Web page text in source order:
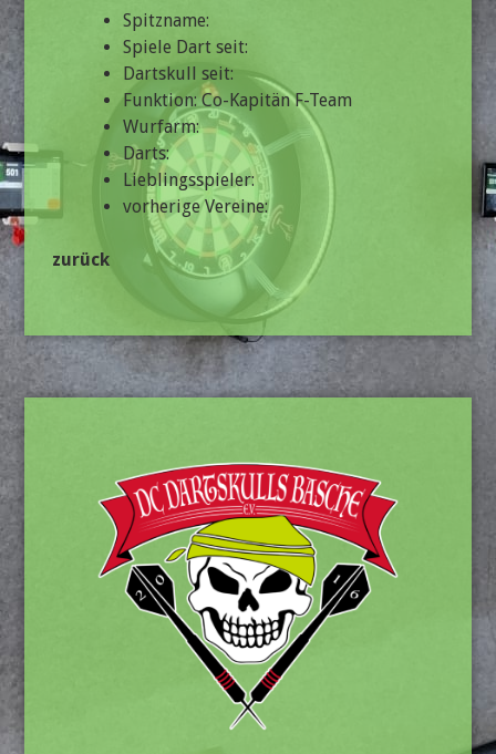
Spitzname:
Spiele Dart seit:
Dartskull seit:
Funktion: Co-Kapitän F-Team
Wurfarm:
Darts:
Lieblingsspieler:
vorherige Vereine:
zurück